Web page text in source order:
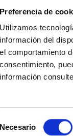
Preferencia de
Utilizamos
información del
el comportamiento
consentimiento,
información
Necesario
todos los derechos